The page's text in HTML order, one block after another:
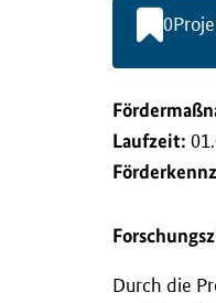
0
Fördermaß
Laufzeit:
Durch die